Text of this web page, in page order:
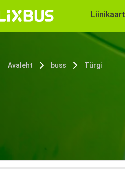
Liinikaart
Avaleht buss Türgi